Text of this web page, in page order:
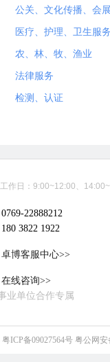
公关、文化传播、会
医疗、护理、卫生服
农、林、牧、渔业
法律服务
检测、认证
工作日：9:00~12:00、
22888212
180 3822 1922
卓博客服中心>>
在线咨询>>
业单位合作专属
粤ICP备09027564号 粤公网安